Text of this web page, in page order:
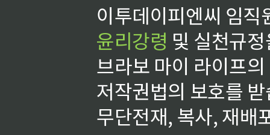
이투데이피엔씨 임
윤리강령 및 실천규
브라보 마이 라이프
저작권법의 보호를
무단전재, 복사, 재배